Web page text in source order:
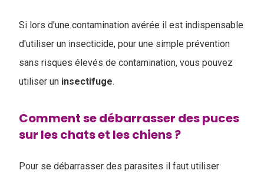
Si lors d'une contamination avérée il est indispensable
d'utiliser un insecticide, pour une simple prévention
sans risques élevés de contamination, vous pouvez
utiliser un insectifuge.
Comment se débarrasser des puces
sur les chats et les chiens ?
Pour se débarrasser des parasites il faut utiliser